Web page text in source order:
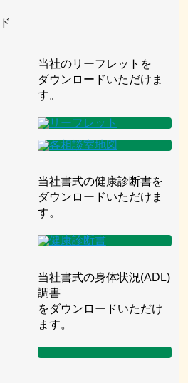
当社のリーフレットを
ダウンロードいただけま
す。
当社書式の健康診断書を
ダウンロードいただけま
す。
当社書式の身体状況(ADL)
調書
をダウンロードいただけ
ます。